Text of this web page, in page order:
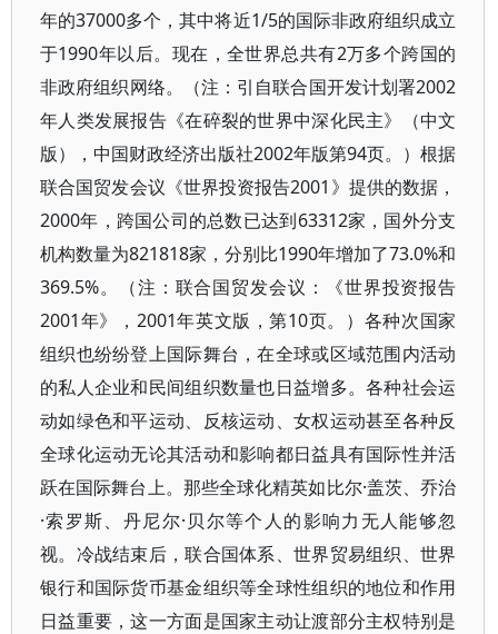
年的37000多个，其中将近1/5的国际非政府组织成立
于1990年以后。现在，全世界总共有2万多个跨国的
非政府组织网络。（注：引自联合国开发计划署2002
年人类发展报告《在碎裂的世界中深化民主》（中文
版），中国财政经济出版社2002年版第94页。）根据
联合国贸发会议《世界投资报告2001》提供的数据，
2000年，跨国公司的总数已达到63312家，国外分支
机构数量为821818家，分别比1990年增加了73.0%和
369.5%。（注：联合国贸发会议：《世界投资报告
2001年》，2001年英文版，第10页。）各种次国家
组织也纷纷登上国际舞台，在全球或区域范围内活动
的私人企业和民间组织数量也日益增多。各种社会运
动如绿色和平运动、反核运动、女权运动甚至各种反
全球化运动无论其活动和影响都日益具有国际性并活
跃在国际舞台上。那些全球化精英如比尔·盖茨、乔治
·索罗斯、丹尼尔·贝尔等个人的影响力无人能够忽
视。冷战结束后，联合国体系、世界贸易组织、世界
银行和国际货币基金组织等全球性组织的地位和作用
日益重要，这一方面是国家主动让渡部分主权特别是